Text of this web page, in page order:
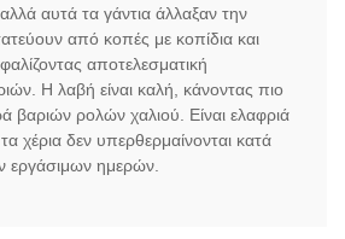
αυτά τα γάντια άλλαξαν την
από κοπές με κοπίδια και
αποτελεσματική
Η λαβή είναι καλή, κάνοντας πιο
βαριών ρολών χαλιού. Είναι ελαφριά
τα χέρια δεν υπερθερμαίνονται κατά
εργάσιμων ημερών.